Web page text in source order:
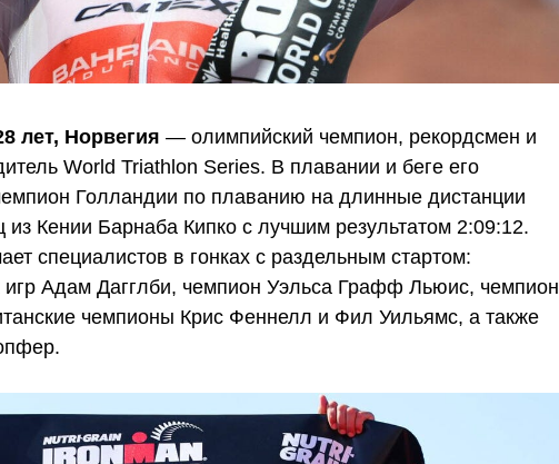
лет, Норвегия — олимпийский чемпион, рекордсмен и
World Triathlon Series. В плавании и беге его
Голландии по плаванию на длинные дистанции
Кении Барнаба Кипко с лучшим результатом 2:09:12.
специалистов в гонках с раздельным стартом:
игр Адам Дагглби, чемпион Уэльса Графф Льюис, чемпион
чемпионы Крис Феннелл и Фил Уильямс, а также